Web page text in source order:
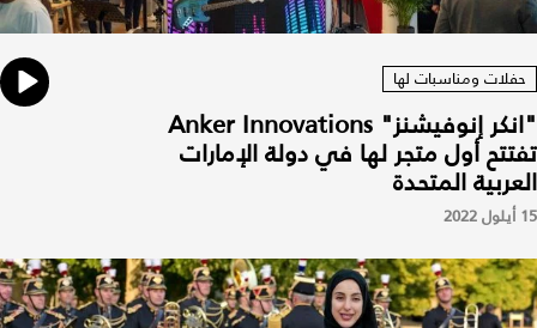
حفلات ومناسبات لها
"انكر إنوفيشنز" Anker Innovations
تفتتح أول متجر لها في دولة الإمارات
العربية المتحدة
15 أيلول 2022